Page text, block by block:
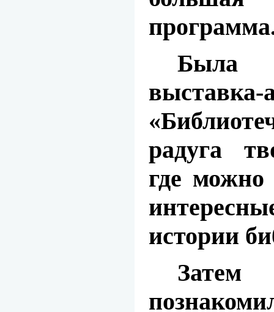
Была
выставка-
радуга
где
истории